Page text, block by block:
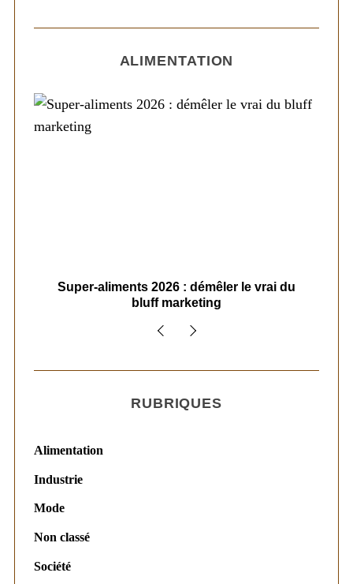
ALIMENTATION
Super-aliments 2026 : démêler le vrai du
bluff marketing
RUBRIQUES
Alimentation
Industrie
Mode
Non classé
Société